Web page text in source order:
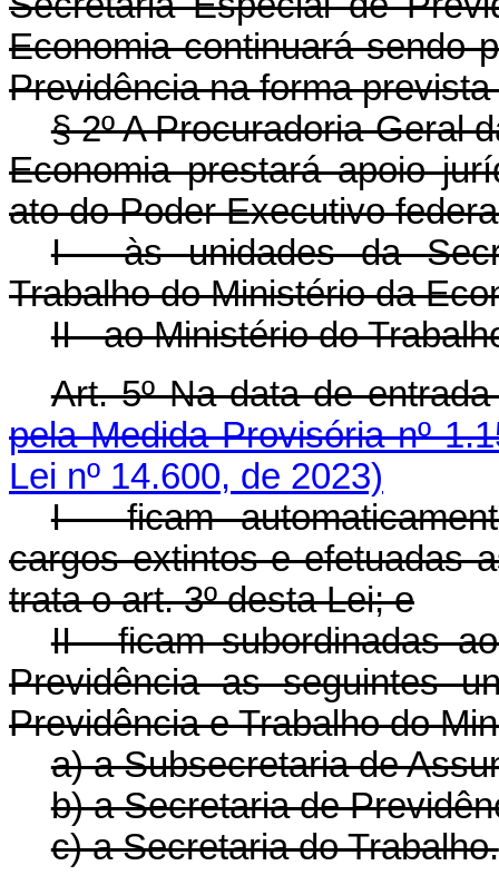
Economia continuará sendo
Previdência na forma
§ 2º A Procuradoria-Geral
Economia prestará apoio
ato do Poder Executivo
I - às unidades da
Trabalho do Ministério da
II - ao Ministério do
Art. 5º Na data de
pela Medida Provisória nº
Lei nº 14.600, de 2023)
I - ficam
cargos extintos e efetuadas
trata o art. 3º desta Lei; e
II - ficam subordinadas
Previdência as seguintes
Previdência e Trabalho do
a) a Subsecretaria de
b) a Secretaria de
c) a Secretaria do Trabalho.